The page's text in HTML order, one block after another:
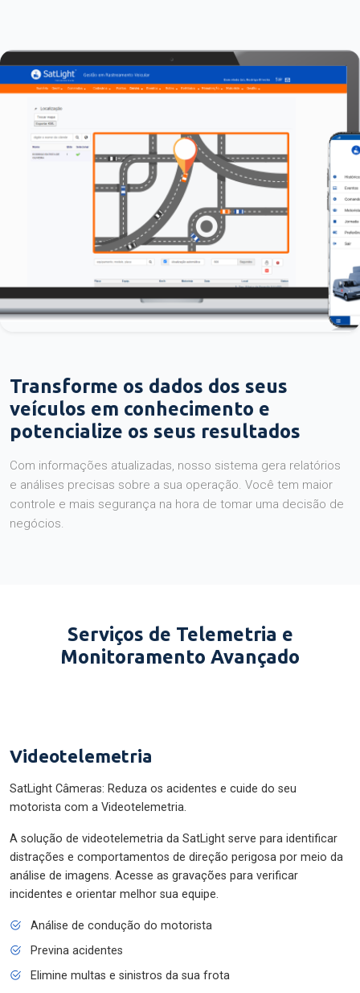
Transforme os dados dos seus
veículos em conhecimento e
potencialize os seus resultados
Com informações atualizadas, nosso sistema gera relatórios
e análises precisas sobre a sua operação. Você tem maior
controle e mais segurança na hora de tomar uma decisão de
negócios.
Serviços de Telemetria e
Monitoramento Avançado
Videotelemetria
SatLight Câmeras: Reduza os acidentes e cuide do seu
motorista com a Videotelemetria.
A solução de videotelemetria da SatLight serve para identificar
distrações e comportamentos de direção perigosa por meio da
análise de imagens. Acesse as gravações para verificar
incidentes e orientar melhor sua equipe.
Análise de condução do motorista
Previna acidentes
Elimine multas e sinistros da sua frota